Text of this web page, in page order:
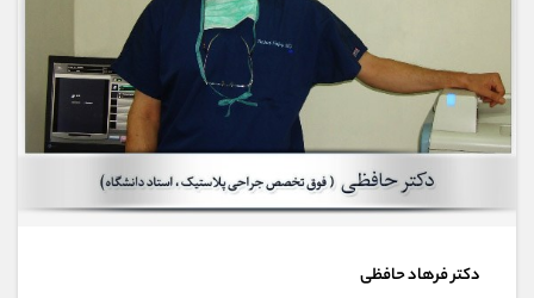
دکتر فرهاد حافظی